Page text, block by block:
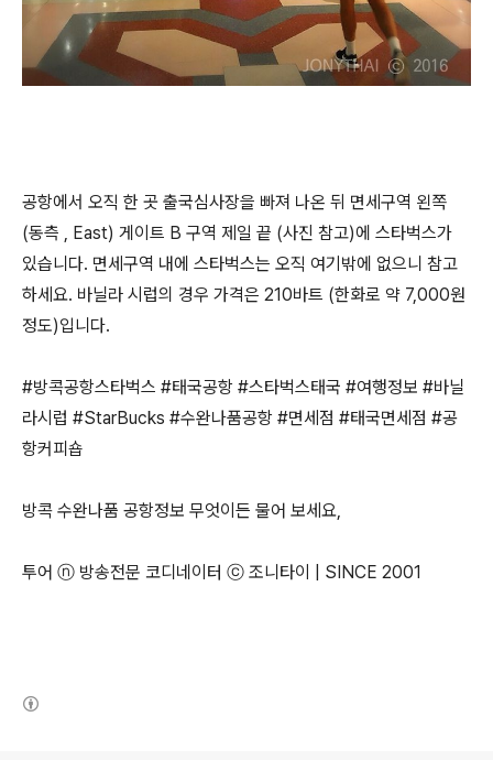
공항에서 오직 한 곳 출국심사장을 빠져 나온 뒤 면세구역 왼쪽
(동측 , East) 게이트 B 구역 제일 끝 (사진 참고)에 스타벅스가
있습니다. 면세구역 내에 스타벅스는 오직 여기밖에 없으니 참고
하세요. 바닐라 시럽의 경우 가격은 210바트 (한화로 약 7,000원
정도)입니다.
#방콕공항스타벅스 #태국공항 #스타벅스태국 #여행정보 #바닐
라시럽 #StarBucks #수완나품공항 #면세점 #태국면세점 #공
항커피숍
방콕 수완나품 공항정보 무엇이든 물어 보세요,
투어 ⓝ 방송전문 코디네이터 ⓒ 조니타이 | SINCE 2001